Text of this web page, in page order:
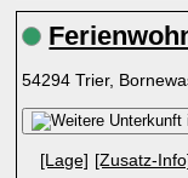
54294 Trier,
[Lage] [Zusatz-